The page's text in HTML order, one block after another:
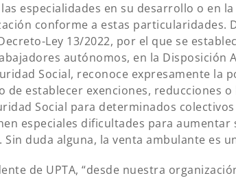
especialidades en su desarrollo o en
conforme a estas particularidades.
Ley 13/2022, por el que se
autónomos, en la Disposición
Social, reconoce expresamente la
de establecer exenciones, reducciones
Social para determinados
especiales dificultades para aumentar
duda alguna, la venta ambulante es
de UPTA, “desde nuestra